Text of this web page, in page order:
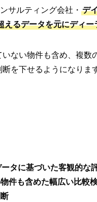
サルティング会社・ デ
えるデータを元にディー
ない物件も含め、複
を下せるようになりま
タに基づいた客観的な
件も含めた幅広い比較